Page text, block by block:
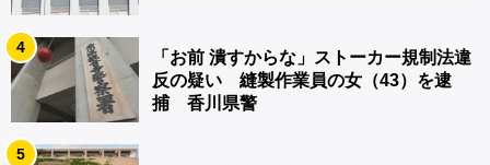
4
「お前 潰すからな」ストーカー規制法違
反の疑い 縫製作業員の女（43）を逮
捕 香川県警
5